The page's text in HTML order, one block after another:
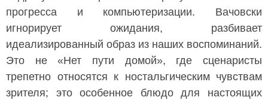
прогресса и компьютеризации. Вачовски
игнорирует ожидания, разбивает
идеализированный образ из наших воспоминаний.
Это не «Нет пути домой», где сценаристы
трепетно относятся к ностальгическим чувствам
зрителя; это особенное блюдо для настоящих